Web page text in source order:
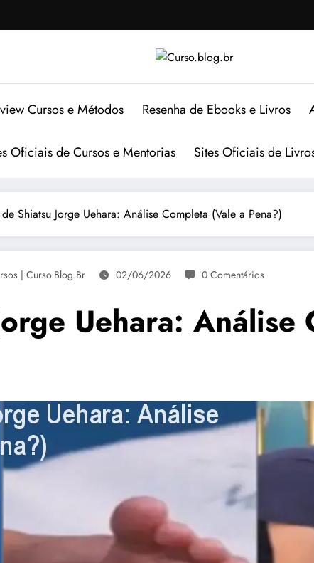
Cursos e Métodos Resenha de Ebooks e Livros
Oficiais de Cursos e Mentorias Sites Oficiais de
Shiatsu Jorge Uehara: Análise Completa (Vale a Pena?)
| Curso.blog.br 02/06/2026 0 Comentários
Uehara: Análise